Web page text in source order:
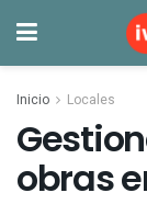
Inicio Locales
obras